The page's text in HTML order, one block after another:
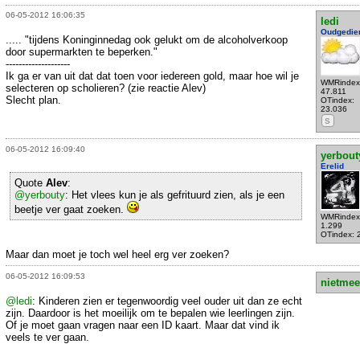
06-05-2012 16:06:35
ledi
47.811
OTindex:
23.036
S
..... "tijdens Koninginnedag ook gelukt om de alcoholverkoop
door supermarkten te beperken."
--------------------
Ik ga er van uit dat dat toen voor iedereen gold, maar hoe wil je
selecteren op scholieren? (zie reactie Alev)
Slecht plan.
06-05-2012 16:09:40
Erelid
1.299
OTindex:
Quote Alev:
@yerbouty: Het vlees kun je als gefrituurd zien, als je een
beetje ver gaat zoeken.
Maar dan moet je toch wel heel erg ver zoeken?
06-05-2012 16:09:53
@ledi: Kinderen zien er tegenwoordig veel ouder uit dan ze echt
zijn. Daardoor is het moeilijk om te bepalen wie leerlingen zijn.
Of je moet gaan vragen naar een ID kaart. Maar dat vind ik
veels te ver gaan.